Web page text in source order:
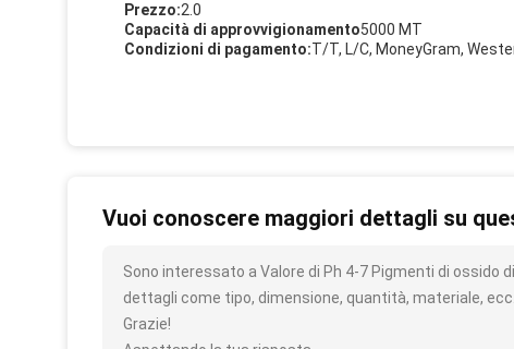
Prezzo:2.0
Capacità di approvvigionamento5000 MT
Condizioni di pagamento:T/T, L/C, MoneyGram,
Vuoi conoscere maggiori dettagli su
Sono interessato a Valore di Ph 4-7 Pigmenti di
dettagli come tipo, dimensione, quantità, materiale, ecc.
Grazie!